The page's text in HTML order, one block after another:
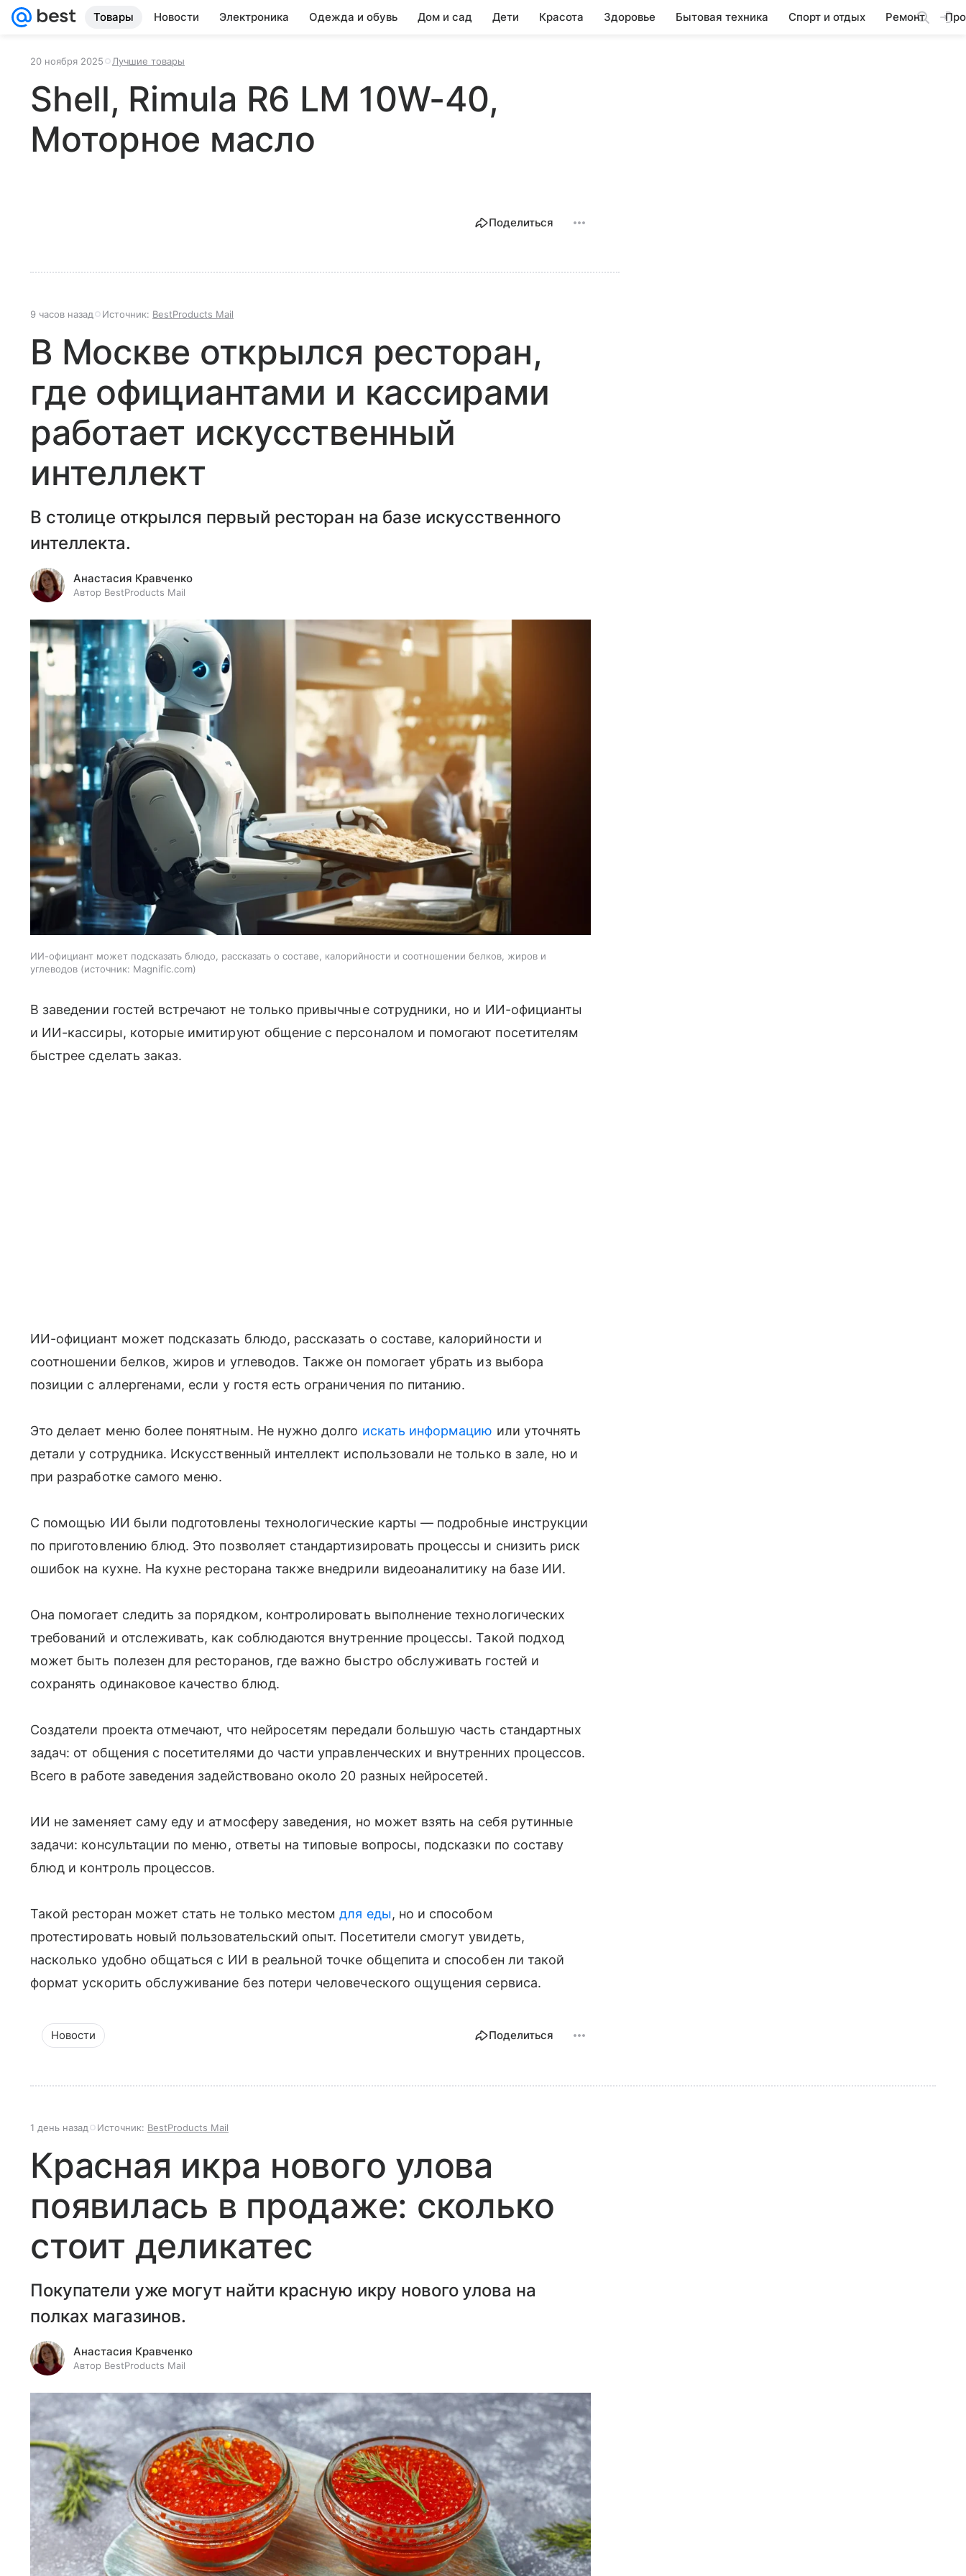
Товары Новости Электроника Одежда и обувь Дом и сад Дети Красота Здоровье Бытовая техника Спорт и отдых Ремонт
20 ноября 2025 Лучшие товары
Shell, Rimula R6 LM 10W-40,
Моторное масло
Поделиться
9 часов назад Источник: BestProducts Mail
В Москве открылся ресторан,
где официантами и кассирами
работает искусственный
интеллект
В столице открылся первый ресторан на базе искусственного
интеллекта.
Анастасия Кравченко
Автор BestProducts Mail
ИИ-официант может подсказать блюдо, рассказать о составе, калорийности и соотношении белков, жиров и
углеводов
источник: Magnific.com
В заведении гостей встречают не только привычные сотрудники, но и ИИ-официанты
и ИИ-кассиры, которые имитируют общение с персоналом и помогают посетителям
быстрее сделать заказ.
ИИ-официант может подсказать блюдо, рассказать о составе, калорийности и
соотношении белков, жиров и углеводов. Также он помогает убрать из выбора
позиции с аллергенами, если у гостя есть ограничения по питанию.
Это делает меню более понятным. Не нужно долго искать информацию или уточнять
детали у сотрудника. Искусственный интеллект использовали не только в зале, но и
при разработке самого меню.
С помощью ИИ были подготовлены технологические карты — подробные инструкции
по приготовлению блюд. Это позволяет стандартизировать процессы и снизить риск
ошибок на кухне. На кухне ресторана также внедрили видеоаналитику на базе ИИ.
Она помогает следить за порядком, контролировать выполнение технологических
требований и отслеживать, как соблюдаются внутренние процессы. Такой подход
может быть полезен для ресторанов, где важно быстро обслуживать гостей и
сохранять одинаковое качество блюд.
Создатели проекта отмечают, что нейросетям передали большую часть стандартных
задач: от общения с посетителями до части управленческих и внутренних процессов.
Всего в работе заведения задействовано около 20 разных нейросетей.
ИИ не заменяет саму еду и атмосферу заведения, но может взять на себя рутинные
задачи: консультации по меню, ответы на типовые вопросы, подсказки по составу
блюд и контроль процессов.
Такой ресторан может стать не только местомдля еды, но и способом
протестировать новый пользовательский опыт. Посетители смогут увидеть,
насколько удобно общаться с ИИ в реальной точке общепита и способен ли такой
формат ускорить обслуживание без потери человеческого ощущения сервиса.
Новости Поделиться
1 день назад Источник: BestProducts Mail
Красная икра нового улова
появилась в продаже: сколько
стоит деликатес
Покупатели уже могут найти красную икру нового улова на
полках магазинов.
Анастасия Кравченко
Автор BestProducts Mail